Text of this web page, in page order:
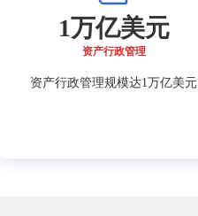
1万亿美元
资产行政管理
资产行政管理规模达1万亿美元